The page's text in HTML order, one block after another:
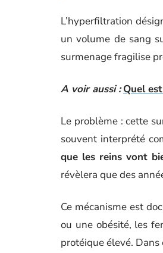
L’hyperfiltration
un volume de sang
surmenage fragilise
A voir aussi : Quel
Le problème : cette
souvent interprété
que les reins vont
révèlera que des
Ce mécanisme est
ou une obésité, les
protéique élevé. Dans